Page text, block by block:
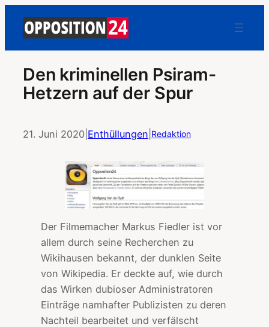
Den kriminellen Psiram-
Hetzern auf der Spur
21. Juni 2020 Enthüllungen Redaktion
Der Filmemacher Markus Fiedler ist vor
allem durch seine Recherchen zu
Wikihausen bekannt, der dunklen Seite
von Wikipedia. Er deckte auf, wie durch
das Wirken dubioser Administratoren
Einträge namhafter Publizisten zu deren
Nachteil bearbeitet und verfälscht